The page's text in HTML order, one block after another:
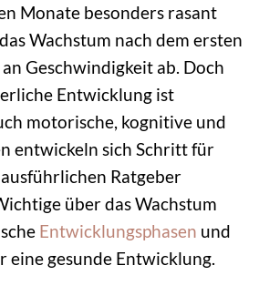
Monate besonders rasant
Wachstum nach dem ersten
Geschwindigkeit ab. Doch
Entwicklung ist
motorische, kognitive und
entwickeln sich Schritt für
Ratgeber
über das Wachstum
Entwicklungsphasen und
eine gesunde Entwicklung.